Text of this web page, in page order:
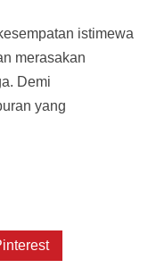
istimewa
merasakan
Demi
yang